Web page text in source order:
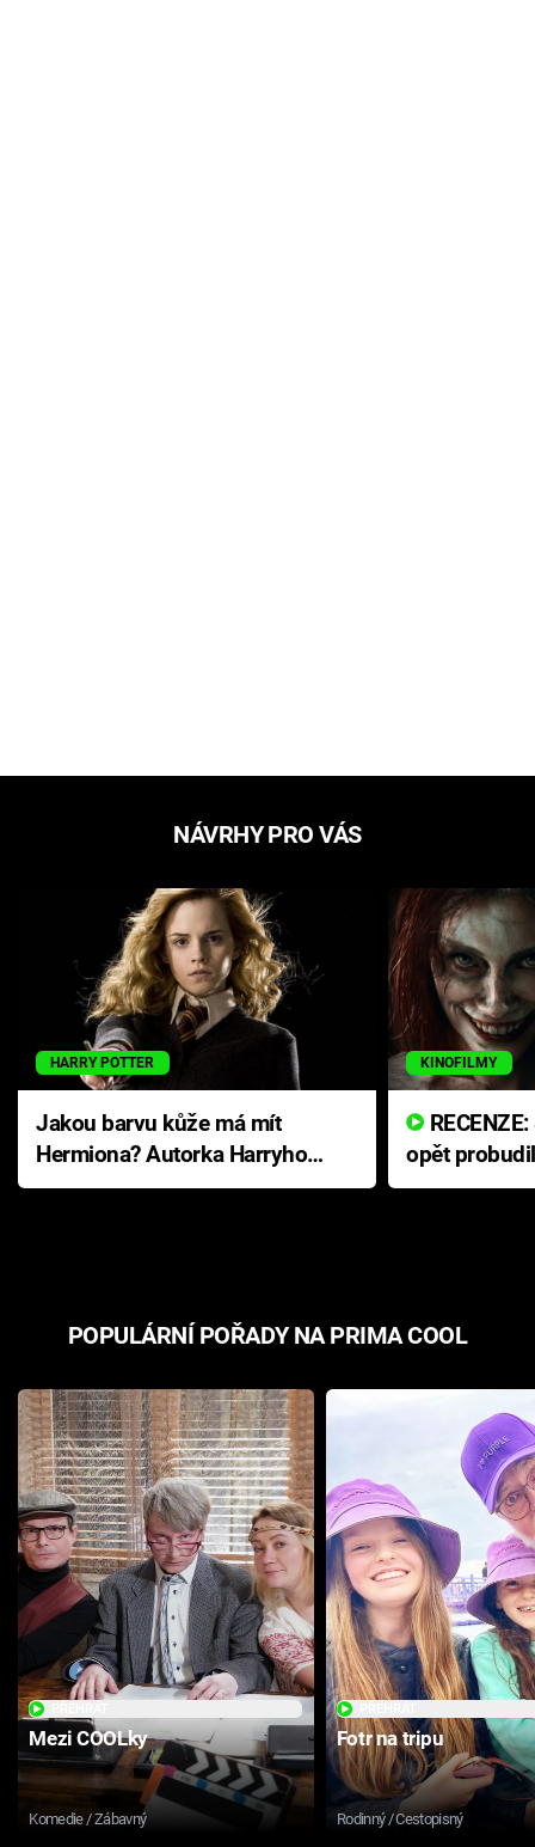
NÁVRHY PRO VÁS
HARRY POTTER
Jakou barvu kůže má mít
Hermiona? Autorka Harryho
Pottera přišla s ráznou
KINOFILMY
opět
přichází s
POPULÁRNÍ POŘADY NA PRIMA COOL
Mezi COOLky
Komedie / Zábavný
Fotr na tripu
Rodinný / Cestopisný